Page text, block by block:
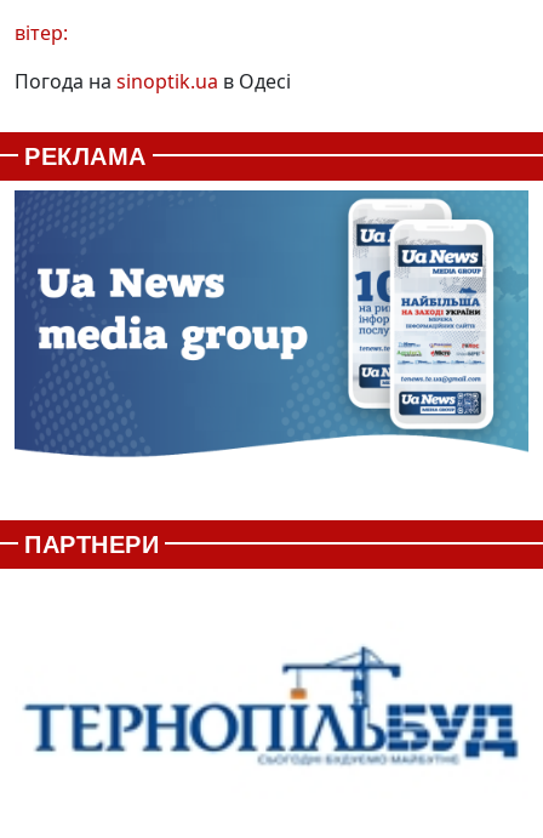
вітер:
Погода на sinoptik.ua в Одесі
РЕКЛАМА
ПАРТНЕРИ